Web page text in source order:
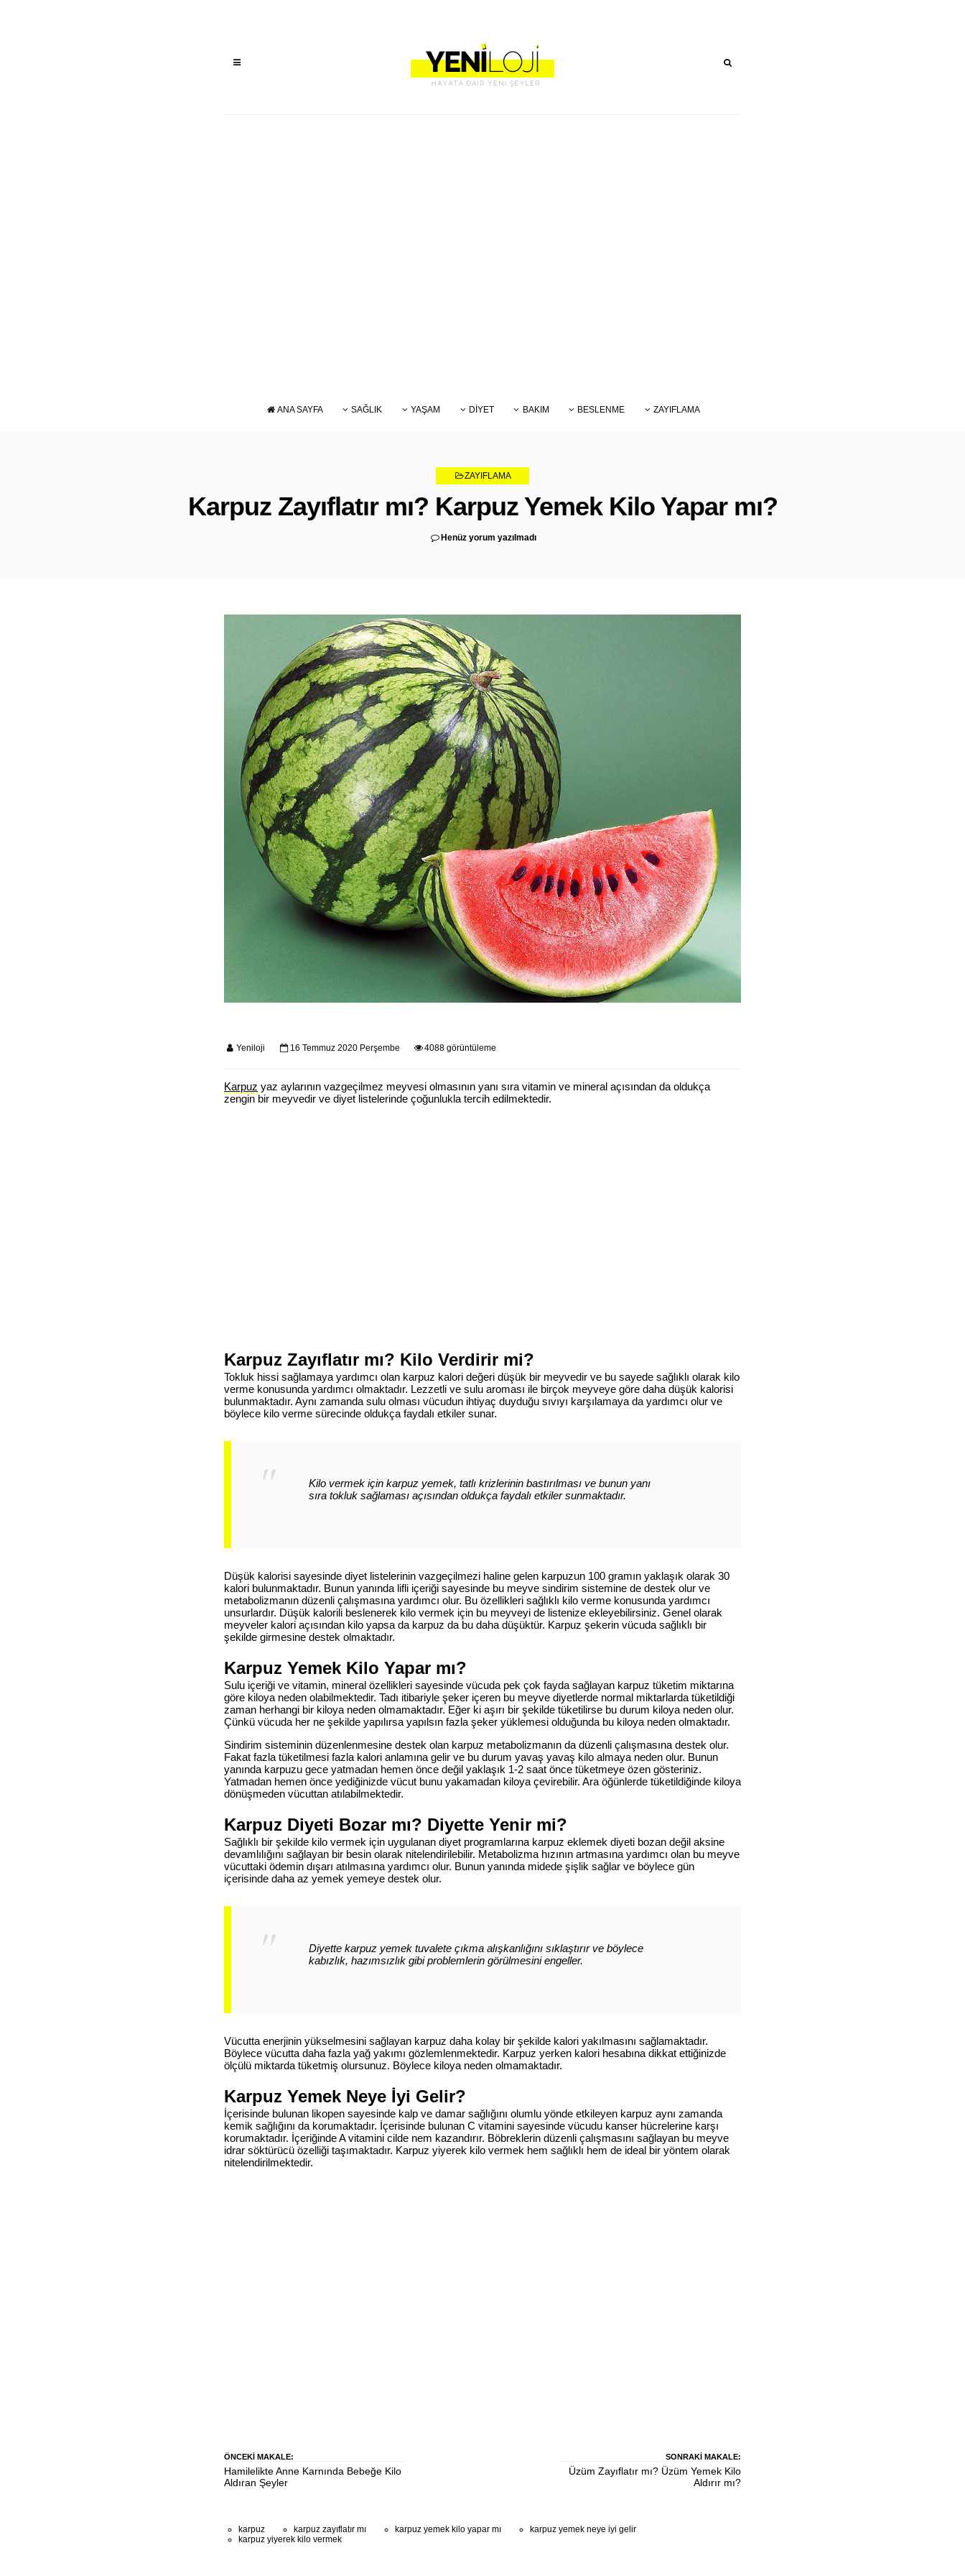
ANA SAYFA SAĞLIK YAŞAM DIYET BAKIM BESLENME ZAYIFLAMA
ZAYIFLAMA
Karpuz Zayıflatır mı? Karpuz Yemek Kilo Yapar mı?
Henüz yorum yazılmadı
Yeniloji 16 Temmuz 2020 Perşembe 4088 görüntüleme
Karpuz yaz aylarının vazgeçilmez meyvesi olmasının yanı sıra vitamin ve mineral açısından da oldukça
zengin bir meyvedir ve diyet listelerinde çoğunlukla tercih edilmektedir.
Karpuz Zayıflatır mı? Kilo Verdirir mi?
Tokluk hissi sağlamaya yardımcı olan karpuz kalori değeri düşük bir meyvedir ve bu sayede sağlıklı olarak kilo
verme konusunda yardımcı olmaktadır. Lezzetli ve sulu aroması ile birçok meyveye göre daha düşük kalorisi
bulunmaktadır. Aynı zamanda sulu olması vücudun ihtiyaç duyduğu sıvıyı karşılamaya da yardımcı olur ve
böylece kilo verme sürecinde oldukça faydalı etkiler sunar.
Kilo vermek için karpuz yemek, tatlı krizlerinin bastırılması ve bunun yanı
sıra tokluk sağlaması açısından oldukça faydalı etkiler sunmaktadır.
Düşük kalorisi sayesinde diyet listelerinin vazgeçilmezi haline gelen karpuzun 100 gramın yaklaşık olarak 30
kalori bulunmaktadır. Bunun yanında lifli içeriği sayesinde bu meyve sindirim sistemine de destek olur ve
metabolizmanın düzenli çalışmasına yardımcı olur. Bu özellikleri sağlıklı kilo verme konusunda yardımcı
unsurlardır. Düşük kalorili beslenerek kilo vermek için bu meyveyi de listenize ekleyebilirsiniz. Genel olarak
meyveler kalori açısından kilo yapsa da karpuz da bu daha düşüktür. Karpuz şekerin vücuda sağlıklı bir
şekilde girmesine destek olmaktadır.
Karpuz Yemek Kilo Yapar mı?
Sulu içeriği ve vitamin, mineral özellikleri sayesinde vücuda pek çok fayda sağlayan karpuz tüketim miktarına
göre kiloya neden olabilmektedir. Tadı itibariyle şeker içeren bu meyve diyetlerde normal miktarlarda tüketildiği
zaman herhangi bir kiloya neden olmamaktadır. Eğer ki aşırı bir şekilde tüketilirse bu durum kiloya neden olur.
Çünkü vücuda her ne şekilde yapılırsa yapılsın fazla şeker yüklemesi olduğunda bu kiloya neden olmaktadır.
Sindirim sisteminin düzenlenmesine destek olan karpuz metabolizmanın da düzenli çalışmasına destek olur.
Fakat fazla tüketilmesi fazla kalori anlamına gelir ve bu durum yavaş yavaş kilo almaya neden olur. Bunun
yanında karpuzu gece yatmadan hemen önce değil yaklaşık 1-2 saat önce tüketmeye özen gösteriniz.
Yatmadan hemen önce yediğinizde vücut bunu yakamadan kiloya çevirebilir. Ara öğünlerde tüketildiğinde kiloya
dönüşmeden vücuttan atılabilmektedir.
Karpuz Diyeti Bozar mı? Diyette Yenir mi?
Sağlıklı bir şekilde kilo vermek için uygulanan diyet programlarına karpuz eklemek diyeti bozan değil aksine
devamlılığını sağlayan bir besin olarak nitelendirilebilir. Metabolizma hızının artmasına yardımcı olan bu meyve
vücuttaki ödemin dışarı atılmasına yardımcı olur. Bunun yanında midede şişlik sağlar ve böylece gün
içerisinde daha az yemek yemeye destek olur.
Diyette karpuz yemek tuvalete çıkma alışkanlığını sıklaştırır ve böylece
kabızlık, hazımsızlık gibi problemlerin görülmesini engeller.
Vücutta enerjinin yükselmesini sağlayan karpuz daha kolay bir şekilde kalori yakılmasını sağlamaktadır.
Böylece vücutta daha fazla yağ yakımı gözlemlenmektedir. Karpuz yerken kalori hesabına dikkat ettiğinizde
ölçülü miktarda tüketmiş olursunuz. Böylece kiloya neden olmamaktadır.
Karpuz Yemek Neye İyi Gelir?
İçerisinde bulunan likopen sayesinde kalp ve damar sağlığını olumlu yönde etkileyen karpuz aynı zamanda
kemik sağlığını da korumaktadır. İçerisinde bulunan C vitamini sayesinde vücudu kanser hücrelerine karşı
korumaktadır. İçeriğinde A vitamini cilde nem kazandırır. Böbreklerin düzenli çalışmasını sağlayan bu meyve
idrar söktürücü özelliği taşımaktadır. Karpuz yiyerek kilo vermek hem sağlıklı hem de ideal bir yöntem olarak
nitelendirilmektedir.
ÖNCEKI MAKALE:
Hamilelikte Anne Karnında Bebeğe Kilo
Aldıran Şeyler
SONRAKI MAKALE:
Üzüm Zayıflatır mı? Üzüm Yemek Kilo
Aldırır mı?
karpuz karpuz zayıflatır mı karpuz yemek kilo yapar mı
karpuz yemek neye iyi gelir
karpuz yiyerek kilo vermek